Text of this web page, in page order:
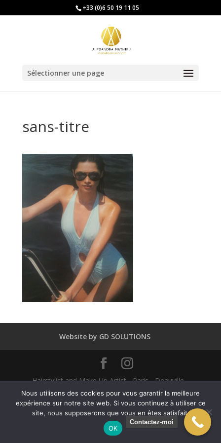
+33 (0)6 50 19 11 05
Sélectionner une page
sans-titre
Website by GD SOLUTIONS
Hairstylist and Make Up Artist - Paris - Deauville -
Dubaï - New York - Alexandra Mathieu 2025
Contactez-moi
English(Anglais) Français
Nous utilisons des cookies pour vous garantir la meilleure
expérience sur notre site web. Si vous continuez à utiliser ce
site, nous supposerons que vous en êtes satisfait.
OK